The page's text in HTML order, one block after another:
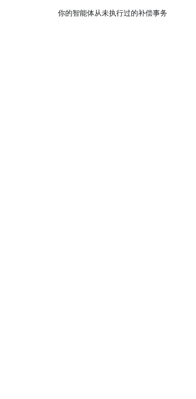
你的智能体从未执行过的补偿事务